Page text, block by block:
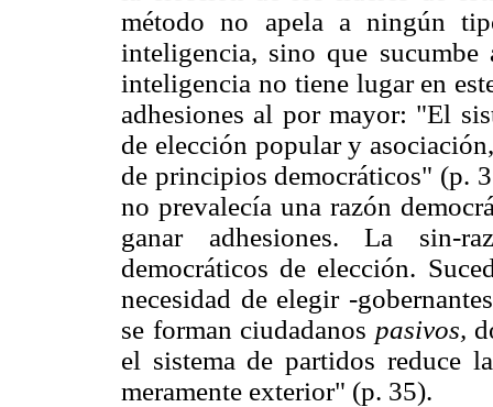
método no apela a ningún
inteligencia, sino que
inteligencia no tiene lugar en
adhesiones al por mayor: "El
de elección popular y
de principios democráticos" (p.
no prevalecía una razón
ganar adhesiones. La sin-
democráticos de elección.
necesidad de elegir -
se forman ciudadanos pasivos,
el sistema de partidos reduce
meramente exterior" (p. 35).